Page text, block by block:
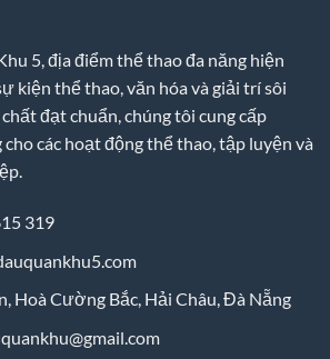
5, địa điểm thể thao đa năng hiện
kiện thể thao, văn hóa và giải trí sôi
đạt chuẩn, chúng tôi cung cấp
các hoạt động thể thao, tập luyện và
319
Hoà Cường Bắc, Hải Châu, Đà Nẵng